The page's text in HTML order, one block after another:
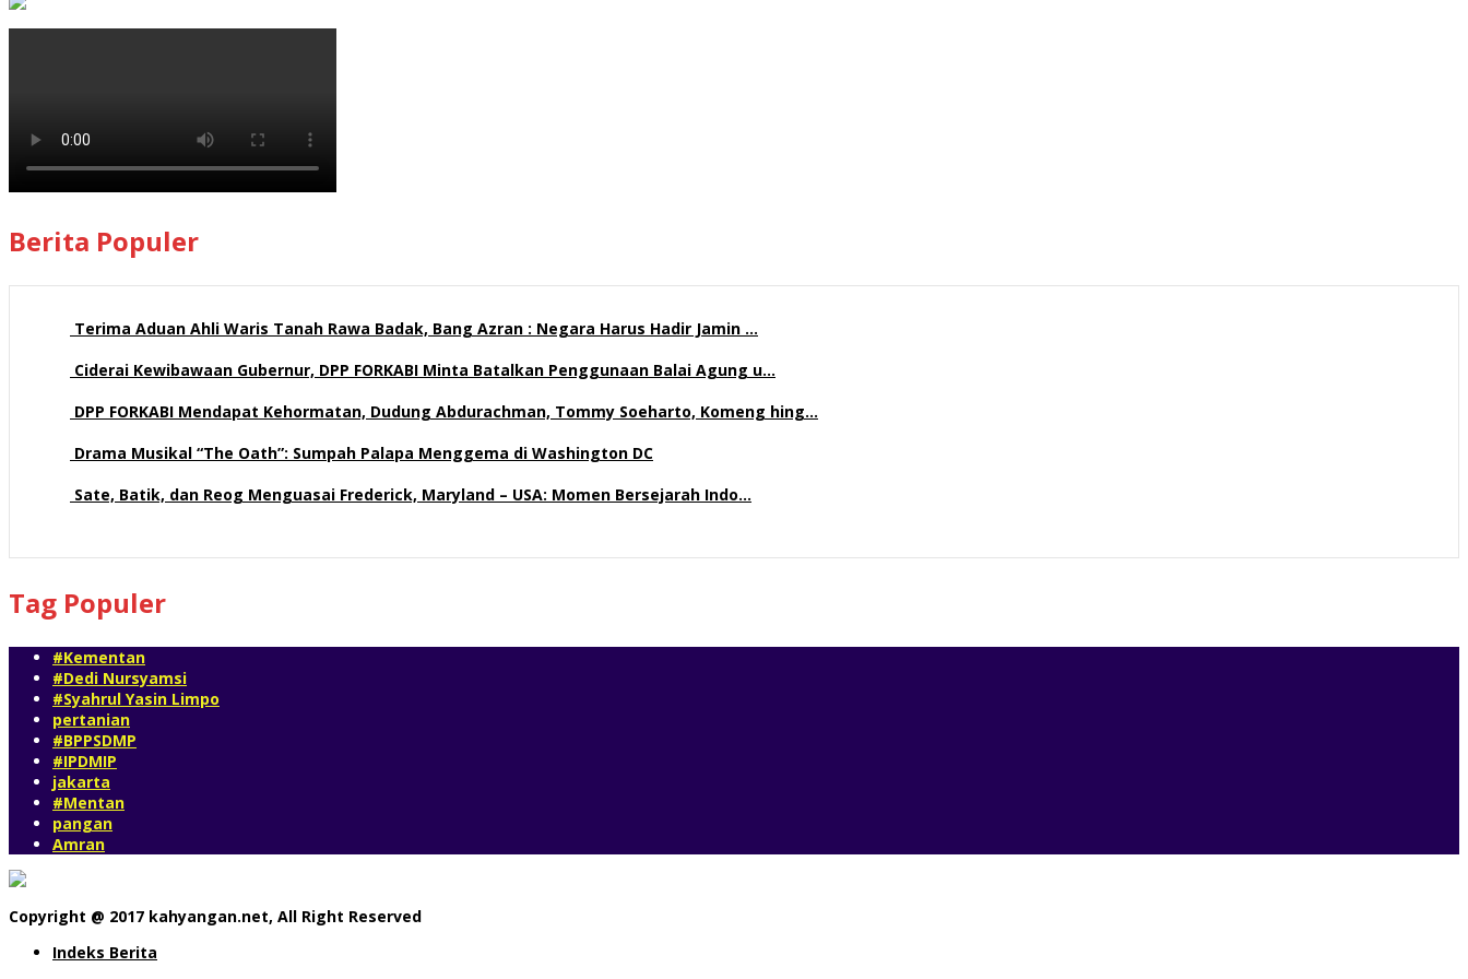
Berita Populer
Terima Aduan Ahli Waris Tanah Rawa Badak, Bang Azran : Negara Harus Hadir Jamin …
Ciderai Kewibawaan Gubernur, DPP FORKABI Minta Batalkan Penggunaan Balai Agung u…
DPP FORKABI Mendapat Kehormatan, Dudung Abdurachman, Tommy Soeharto, Komeng hing…
Drama Musikal “The Oath”: Sumpah Palapa Menggema di Washington DC
Sate, Batik, dan Reog Menguasai Frederick, Maryland – USA: Momen Bersejarah Indo…
Tag Populer
#Kementan
#Dedi Nursyamsi
#Syahrul Yasin Limpo
pertanian
#BPPSDMP
#IPDMIP
jakarta
#Mentan
pangan
Amran
Copyright @ 2017 kahyangan.net, All Right Reserved
Indeks Berita